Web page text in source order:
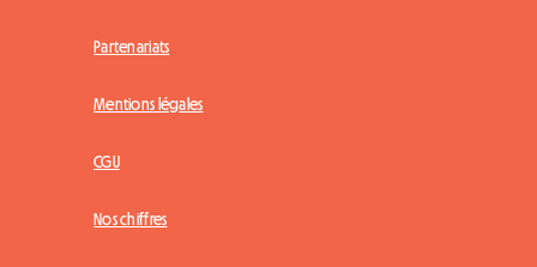
Partenariats
Mentions légales
CGU
Nos chiffres